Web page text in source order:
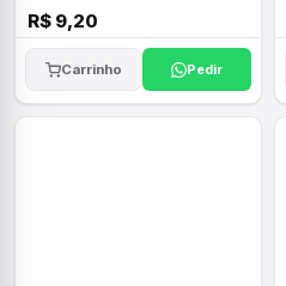
R$ 9,20
Carrinho Pedir